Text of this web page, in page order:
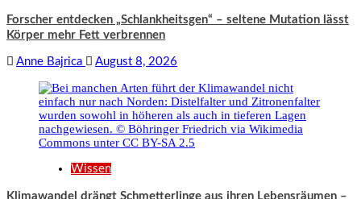
Forscher entdecken „Schlankheitsgen“ – seltene Mutation lässt
Körper mehr Fett verbrennen
Anne Bajrica August 8, 2026
Wissen
Klimawandel drängt Schmetterlinge aus ihren Lebensräumen –